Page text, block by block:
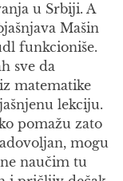
u Srbiji. A
Mašin
funkcioniše.
sve da
matematike
lekciju.
pomažu zato
mogu
naučim tu